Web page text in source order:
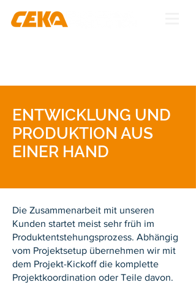
ENTWICKLUNG UND
PRODUKTION AUS
EINER HAND
Die Zusammenarbeit mit unseren
Kunden startet meist sehr früh im
Produktentstehungsprozess. Abhängig
vom Projektsetup übernehmen wir mit
dem Projekt-Kickoff die komplette
Projektkoordination oder Teile davon.